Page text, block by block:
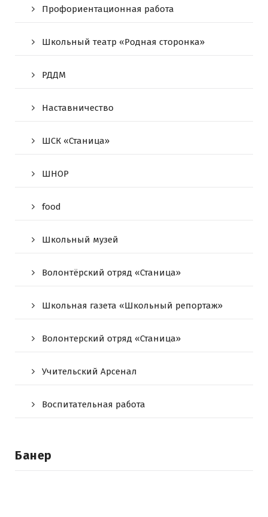
Профориентационная работа
Школьный театр «Родная сторонка»
РДДМ
Наставничество
ШСК «Станица»
ШНОР
food
Школьный музей
Волонтёрский отряд «Станица»
Школьная газета «Школьный репортаж»
Волонтерский отряд «Станица»
Учительский Арсенал
Воспитательная работа
Банер